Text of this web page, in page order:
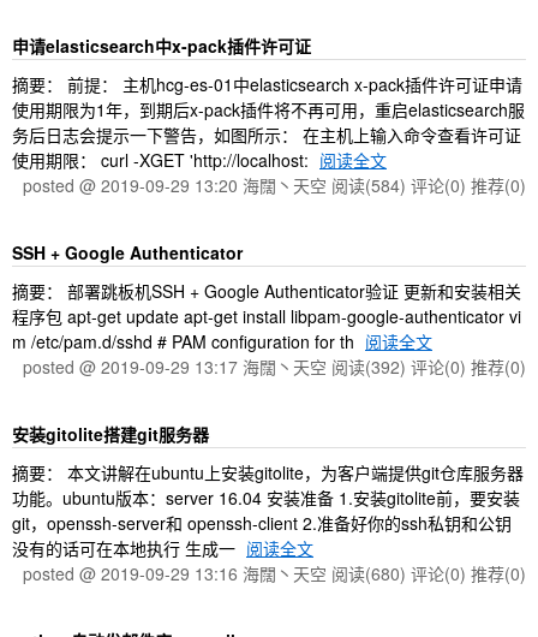
申请elasticsearch中x-pack插件许可证
摘要： 前提： 主机hcg-es-01中elasticsearch x-pack插件许可证申请
使用期限为1年，到期后x-pack插件将不再可用，重启elasticsearch服
务后日志会提示一下警告，如图所示： 在主机上输入命令查看许可证
使用期限： curl -XGET 'http://localhost: 阅读全文
posted @ 2019-09-29 13:20 海闊丶天空 阅读(584) 评论(0) 推荐(0)
SSH + Google Authenticator
摘要： 部署跳板机SSH + Google Authenticator验证 更新和安装相关
程序包 apt-get update apt-get install libpam-google-authenticator vi
m /etc/pam.d/sshd # PAM configuration for th 阅读全文
posted @ 2019-09-29 13:17 海闊丶天空 阅读(392) 评论(0) 推荐(0)
安装gitolite搭建git服务器
摘要： 本文讲解在ubuntu上安装gitolite，为客户端提供git仓库服务器
功能。ubuntu版本：server 16.04 安装准备 1.安装gitolite前，要安装
git，openssh-server和 openssh-client 2.准备好你的ssh私钥和公钥
没有的话可在本地执行 生成一 阅读全文
posted @ 2019-09-29 13:16 海闊丶天空 阅读(680) 评论(0) 推荐(0)